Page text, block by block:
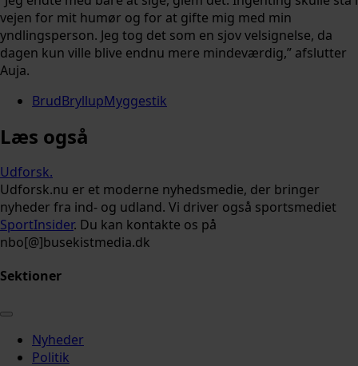
vejen for mit humør og for at gifte mig med min
yndlingsperson. Jeg tog det som en sjov velsignelse, da
dagen kun ville blive endnu mere mindeværdig,” afslutter
Auja.
BrudBryllupMyggestik
Læs også
Udforsk.
Udforsk.nu er et moderne nyhedsmedie, der bringer
nyheder fra ind- og udland. Vi driver også sportsmediet
SportInsider. Du kan kontakte os på
nbo[@]busekistmedia.dk
Sektioner
Nyheder
Politik